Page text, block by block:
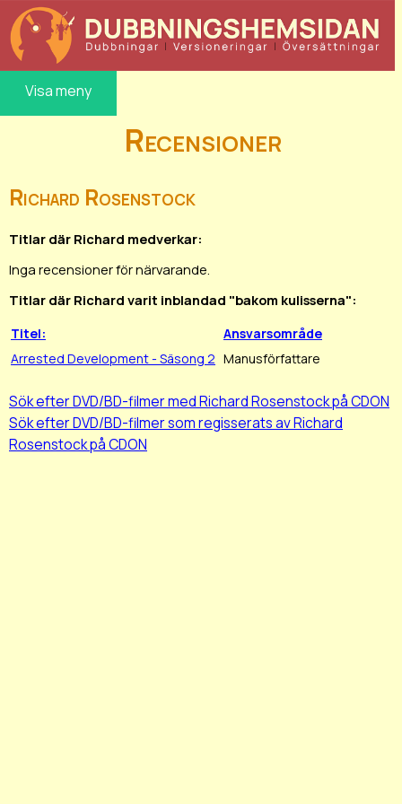
Visa meny
Recensioner
Richard Rosenstock
Titlar där Richard medverkar:
Inga recensioner för närvarande.
Titlar där Richard varit inblandad "bakom kulisserna":
Titel:
Ansvarsområde
Arrested Development - Säsong 2 Manusförfattare
Sök efter DVD/BD-filmer med Richard Rosenstock på CDON
Sök efter DVD/BD-filmer som regisserats av Richard
Rosenstock på CDON